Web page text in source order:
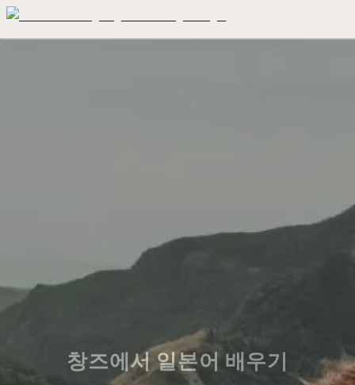
창즈에서 일본어 배우기